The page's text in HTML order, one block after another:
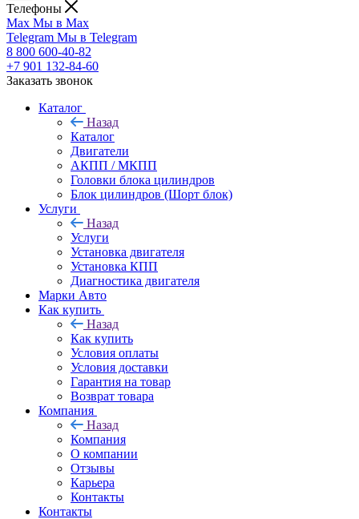
Телефоны
Max Мы в Max
Telegram Мы в Telegram
8 800 600-40-82
+7 901 132-84-60
Заказать звонок
Каталог
Назад
Каталог
Двигатели
АКПП / МКПП
Головки блока цилиндров
Блок цилиндров (Шорт блок)
Услуги
Назад
Услуги
Установка двигателя
Установка КПП
Диагностика двигателя
Марки Авто
Как купить
Назад
Как купить
Условия оплаты
Условия доставки
Гарантия на товар
Возврат товара
Компания
Назад
Компания
О компании
Отзывы
Карьера
Контакты
Контакты